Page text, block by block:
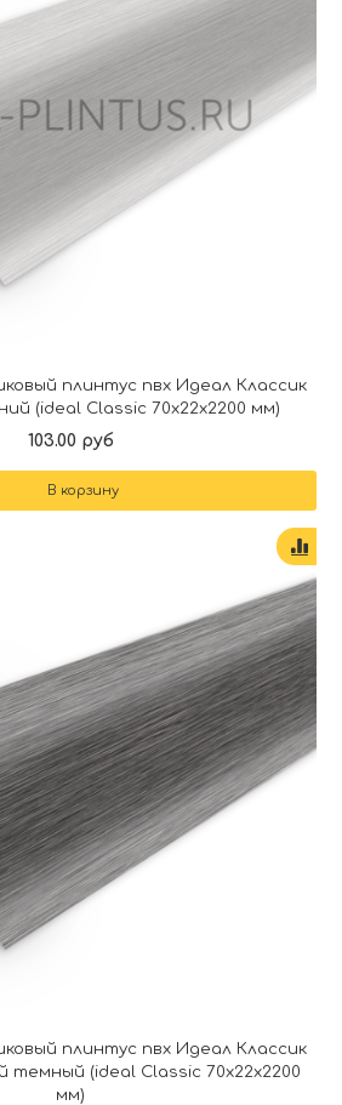
плинтус пвх Идеал Классик
(ideal Classic 70х22х2200 мм)
103.00 руб
В корзину
плинтус пвх Идеал Классик
темный (ideal Classic 70х22х2200
мм)